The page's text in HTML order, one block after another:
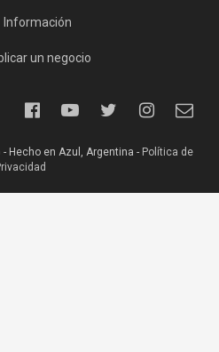
Información
un negocio
Hecho en Azul, Argentina - Política de